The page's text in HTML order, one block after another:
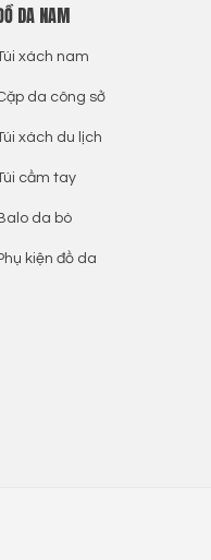
DA NAM
xách nam
da công sở
xách du lịch
cầm tay
da bò
kiện đồ da